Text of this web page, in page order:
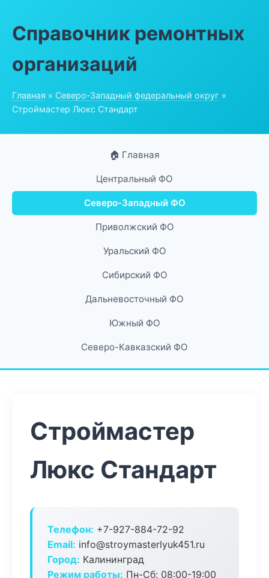
Справочник ремонтных
организаций
Главная » Северо-Западный федеральный округ »
Строймастер Люкс Стандарт
🏠 Главная
Центральный ФО
Северо-Западный ФО
Приволжский ФО
Уральский ФО
Сибирский ФО
Дальневосточный ФО
Южный ФО
Северо-Кавказский ФО
Строймастер
Люкс Стандарт
Телефон: +7-927-884-72-92
Email: info@stroymasterlyuk451.ru
Город: Калининград
Режим работы: Пн-Сб: 08:00-19:00